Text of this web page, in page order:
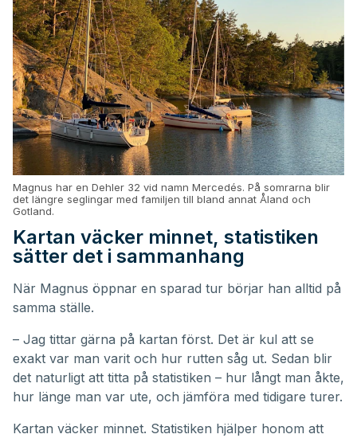
Magnus har en Dehler 32 vid namn Mercedés. På somrarna blir
det längre seglingar med familjen till bland annat Åland och
Gotland.
Kartan väcker minnet, statistiken
sätter det i sammanhang
När Magnus öppnar en sparad tur börjar han alltid på
samma ställe.
– Jag tittar gärna på kartan först. Det är kul att se
exakt var man varit och hur rutten såg ut. Sedan blir
det naturligt att titta på statistiken – hur långt man åkte,
hur länge man var ute, och jämföra med tidigare turer.
Kartan väcker minnet. Statistiken hjälper honom att